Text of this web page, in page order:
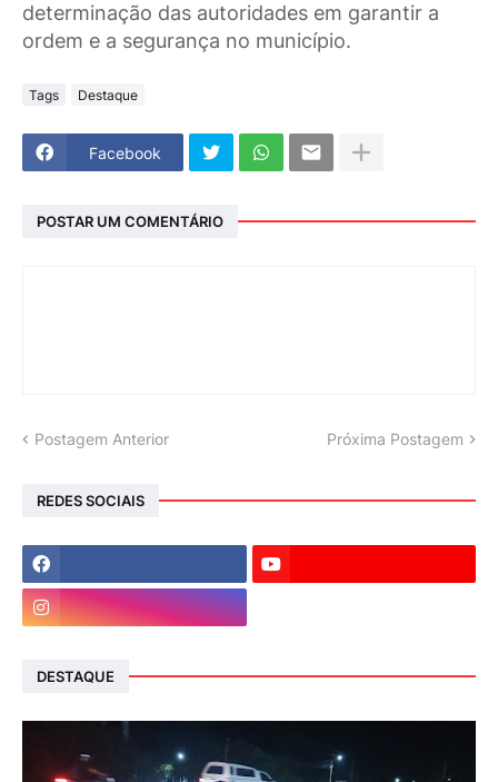
determinação das autoridades em garantir a
ordem e a segurança no município.
Tags Destaque
Facebook
POSTAR UM COMENTÁRIO
Postagem Anterior Próxima Postagem
REDES SOCIAIS
DESTAQUE